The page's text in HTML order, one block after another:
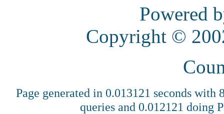
Powered
Copyright ©
Page generated in 0.013121 seconds
queries and 0.012121 doing